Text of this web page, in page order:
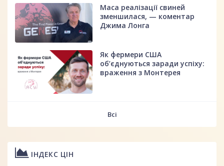
Маса реалізації свиней
зменшилася, — коментар
Джима Лонга
Як фермери США
об’єднуються заради успіху:
враження з Монтерея
Всі
ІНДЕКС ЦІН